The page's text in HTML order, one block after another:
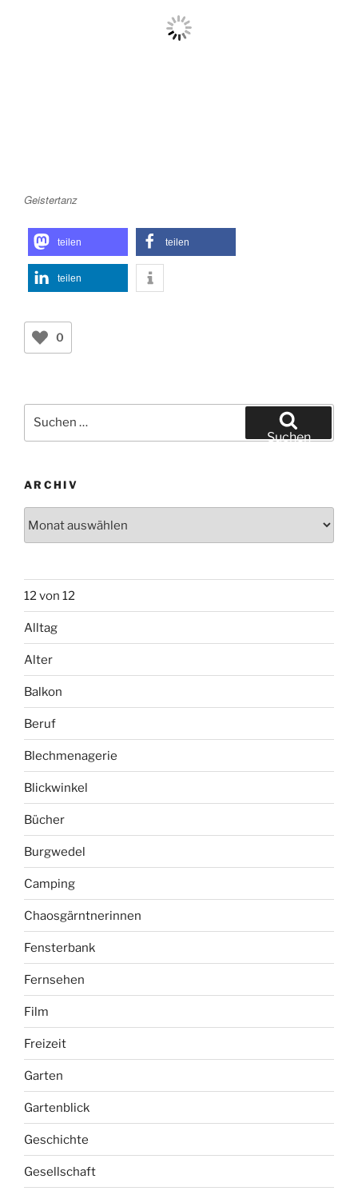
Geistertanz
teilen teilen
teilen
0
nach:
Suchen
ARCHIV
12 von 12
Alltag
Alter
Balkon
Beruf
Blechmenagerie
Blickwinkel
Bücher
Burgwedel
Camping
Chaosgärntnerinnen
Fensterbank
Fernsehen
Film
Freizeit
Garten
Gartenblick
Geschichte
Gesellschaft